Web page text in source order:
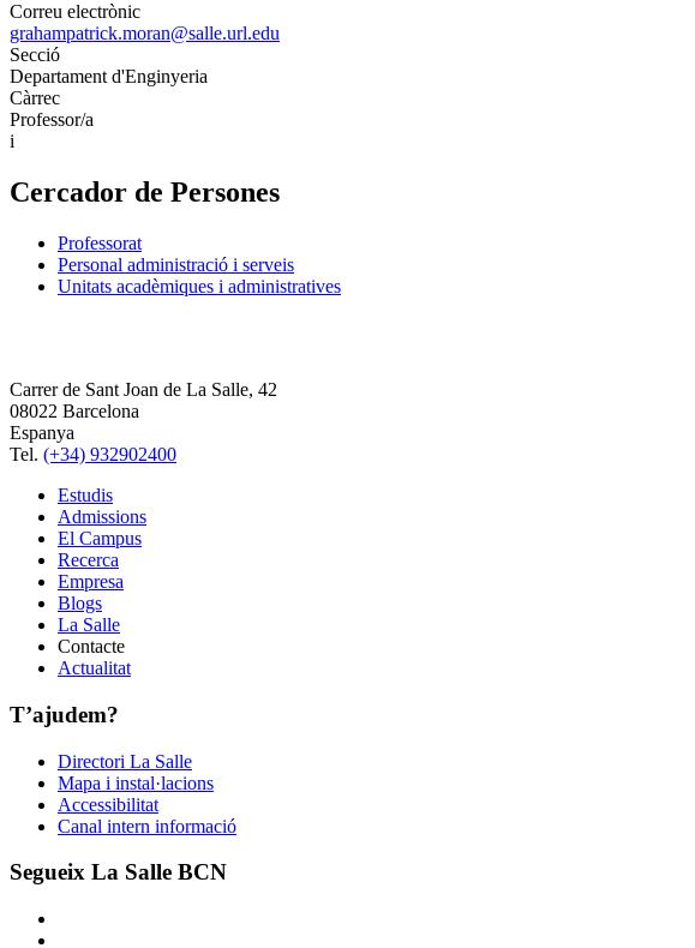
Correu electrònic
grahampatrick.moran@salle.url.edu
Secció
Departament d'Enginyeria
Càrrec
Professor/a
i
Cercador de Persones
Professorat
Personal administració i serveis
Unitats acadèmiques i administratives
Carrer de Sant Joan de La Salle, 42
08022 Barcelona
Espanya
Tel. (+34) 932902400
Estudis
Admissions
El Campus
Recerca
Empresa
Blogs
La Salle
Contacte
Actualitat
T’ajudem?
Directori La Salle
Mapa i instal·lacions
Accessibilitat
Canal intern informació
Segueix La Salle BCN